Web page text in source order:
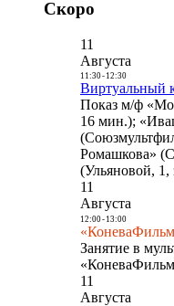
Скоро
11
Августа
11:30- 12:30
Виртуальный
Показ м/ф
16 мин.);
Ромашкова»
(Ульяновой,
11
Августа
12:00- 13:00
Занятие в
11
Августа